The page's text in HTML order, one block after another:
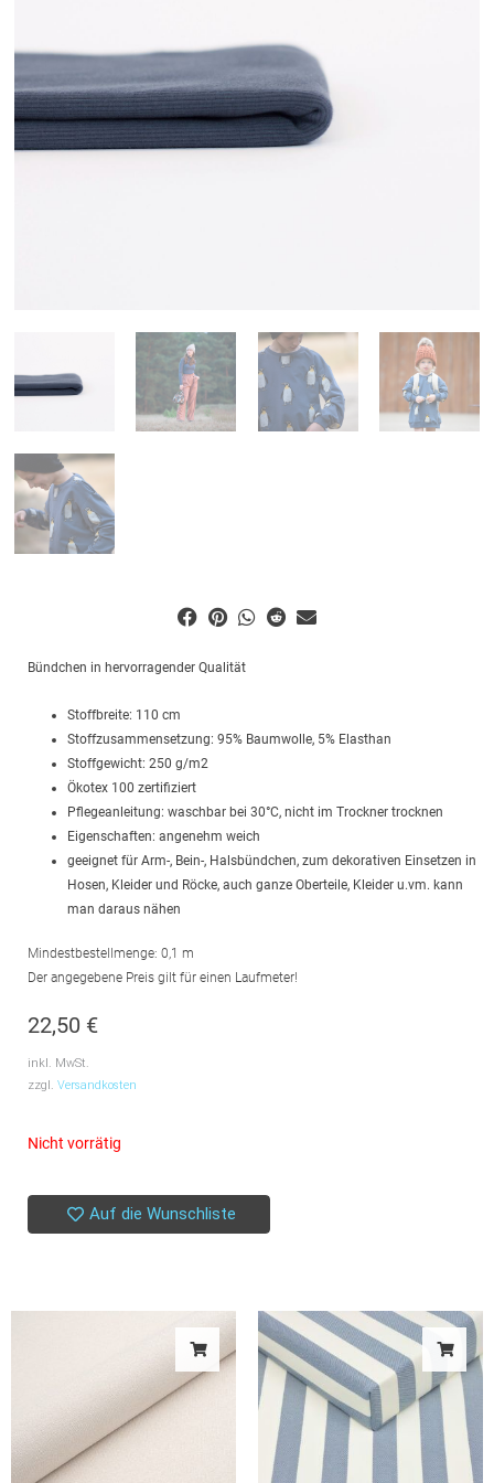
Bündchen in hervorragender Qualität
Stoffbreite: 110 cm
Stoffzusammensetzung: 95% Baumwolle, 5% Elasthan
Stoffgewicht: 250 g/m2
Ökotex 100 zertifiziert
Pflegeanleitung: waschbar bei 30°C, nicht im Trockner trocknen
Eigenschaften: angenehm weich
geeignet für Arm-, Bein-, Halsbündchen, zum dekorativen Einsetzen in
Hosen, Kleider und Röcke, auch ganze Oberteile, Kleider u.vm. kann
man daraus nähen
Mindestbestellmenge: 0,1 m
Der angegebene Preis gilt für einen Laufmeter!
22,50 €
inkl. MwSt.
zzgl. Versandkosten
Nicht vorrätig
Auf die Wunschliste